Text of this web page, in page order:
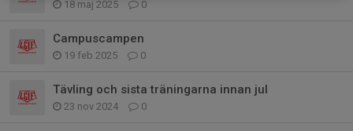
18 maj 2025 0
Campuscampen
19 feb 2025 0
Tävling och sista träningarna innan jul
23 nov 2024 0